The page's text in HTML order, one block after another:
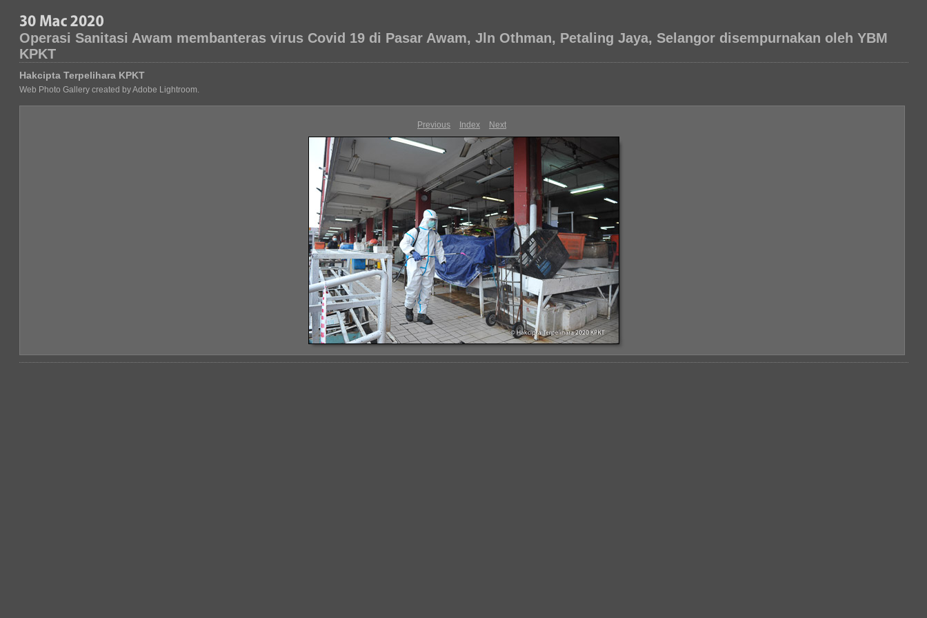
Operasi Sanitasi Awam membanteras virus Covid 19 di Pasar Awam, Jln Othman, Petaling Jaya, Selangor disempurnakan oleh YBM
KPKT
Hakcipta Terpelihara KPKT
Web Photo Gallery created by Adobe Lightroom.
Previous Index Next